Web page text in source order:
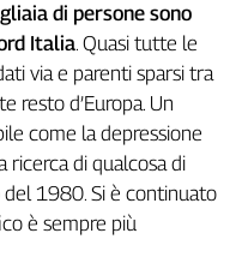
di persone sono
Italia. Quasi tutte le
via e parenti sparsi tra
resto d’Europa. Un
come la depressione
ricerca di qualcosa di
1980. Si è continuato
è sempre più